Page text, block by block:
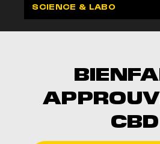
SCIENCE & LABO
CBD